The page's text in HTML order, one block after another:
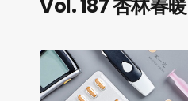
Vol. 187 杏林春暖